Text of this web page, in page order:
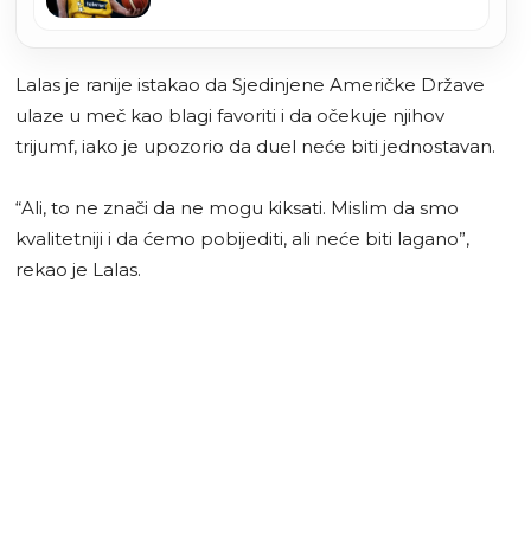
Lalas je ranije istakao da Sjedinjene Američke Države
ulaze u meč kao blagi favoriti i da očekuje njihov
trijumf, iako je upozorio da duel neće biti jednostavan.
“Ali, to ne znači da ne mogu kiksati. Mislim da smo
kvalitetniji i da ćemo pobijediti, ali neće biti lagano”,
rekao je Lalas.